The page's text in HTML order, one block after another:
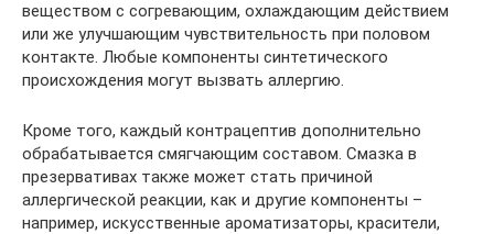
веществом с согревающим, охлаждающим действием
или же улучшающим чувствительность при половом
контакте. Любые компоненты синтетического
происхождения могут вызвать аллергию.
Кроме того, каждый контрацептив дополнительно
обрабатывается смягчающим составом. Смазка в
презервативах также может стать причиной
аллергической реакции, как и другие компоненты –
например, искусственные ароматизаторы, красители,